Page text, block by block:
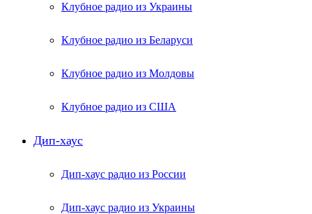
Клубное радио из Украины
Клубное радио из Беларуси
Клубное радио из Молдовы
Клубное радио из США
Дип-хаус
Дип-хаус радио из России
Дип-хаус радио из Украины